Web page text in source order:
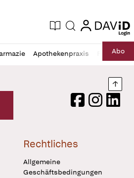
Zeitung
Aktuelle Ausgabe
Suche login
login
Apothekenpraxis RechtAbo
Logo
FacebookInstagram
Rechtliches
Allgemeine
Geschäftsbedingungen